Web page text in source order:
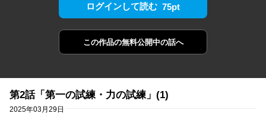
ログインして読む 75pt
この作品の無料公開中の話へ
第2話「第一の試練・力の試練」(1)
2025年03月29日